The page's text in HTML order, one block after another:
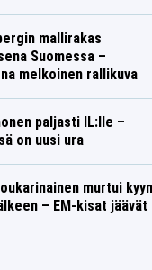
mallirakas
Suomessa –
melkoinen rallikuva
paljasti IL:lle –
on uusi ura
murtui
– EM-kisat jäävät